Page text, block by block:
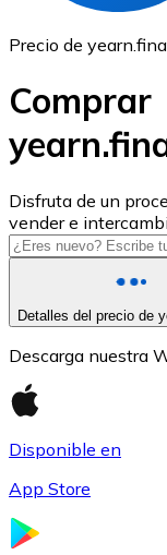
USD Coin
USDC
Precio de
Comprar
Disfruta de un
vender e
Detalles del precio de
Descarga nuestra
Disponible en
App Store